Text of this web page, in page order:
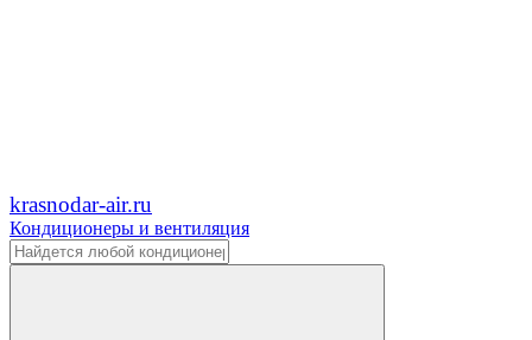
krasnodar-air.ru
Кондиционеры и вентиляция